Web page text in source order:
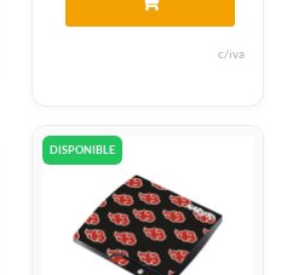
c/iva
DISPONIBLE